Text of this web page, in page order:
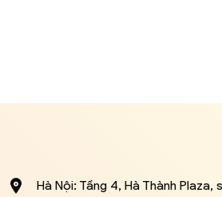
Hà Nội: Tầng 4, Hà Thành Plaza,